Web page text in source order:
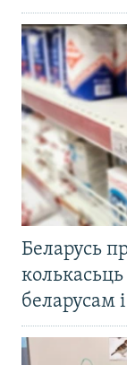
Беларусь
беларусам